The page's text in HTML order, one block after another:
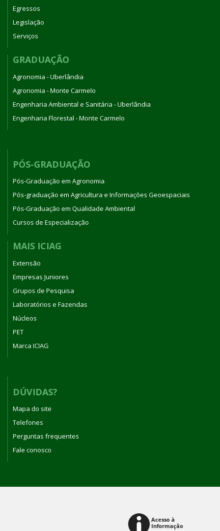
Egressos
Legislação
Serviços
GRADUAÇÃO
Agronomia - Uberlândia
Agronomia - Monte Carmelo
Engenharia Ambiental e Sanitária - Uberlândia
Engenharia Florestal - Monte Carmelo
PÓS-GRADUAÇÃO
Pós-Graduação em Agronomia
Pós-graduação em Agricultura e Informações Geoespaciais
Pós-Graduação em Qualidade Ambiental
Cursos de Especialização
MAIS ICIAG
Extensão
Empresas Juniores
Grupos de Pesquisa
Laboratórios e Fazendas
Núcleos
PET
Marca ICIAG
DÚVIDAS?
Mapa do site
Telefones
Perguntas frequentes
Fale conosco